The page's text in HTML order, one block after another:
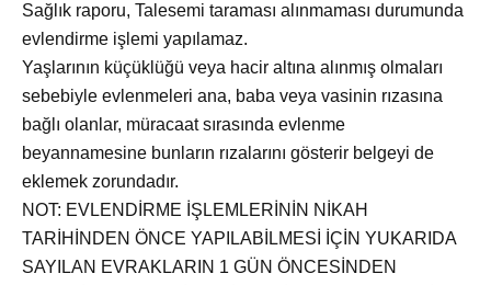
Sağlık raporu, Talesemi taraması alınmaması durumunda
evlendirme işlemi yapılamaz.
Yaşlarının küçüklüğü veya hacir altına alınmış olmaları
sebebiyle evlenmeleri ana, baba veya vasinin rızasına
bağlı olanlar, müracaat sırasında evlenme
beyannamesine bunların rızalarını gösterir belgeyi de
eklemek zorundadır.
NOT: EVLENDİRME İŞLEMLERİNİN NİKAH
TARİHİNDEN ÖNCE YAPILABİLMESİ İÇİN YUKARIDA
SAYILAN EVRAKLARIN 1 GÜN ÖNCESİNDEN